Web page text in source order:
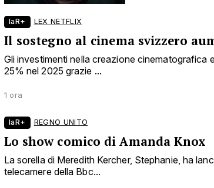
laR+ LEX NETFLIX
Il sostegno al cinema svizzero
Gli investimenti nella creazione cinematografica
25% nel 2025 grazie ...
1 ora
laR+ REGNO UNITO
Lo show comico di Amanda Knox
La sorella di Meredith Kercher, Stephanie, ha
telecamere della Bbc...